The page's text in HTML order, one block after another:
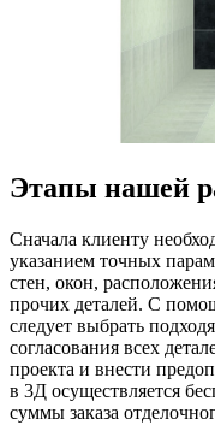
Этапы нашей
Сначала клиенту
указанием точных
стен, окон,
прочих деталей. С
следует выбрать
согласования всех
проекта и внести
в 3Д осуществляется
суммы заказа